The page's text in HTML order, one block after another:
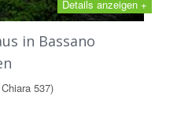
Details anzeigen +
in Bassano
537)